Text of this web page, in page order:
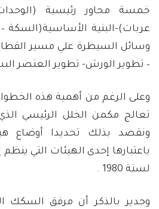
خمسة محاور رئيسية
عربات)-البنية الأساسية(السكة
وسائل السيطرة علي مسير
– تطوير الورش- تطوير العنصر
وعلى الرغم من أهمية هذه
تعالج مكمن الخلل الرئيسي
ونقصد بذلك تحديدا أوضاع
لسنة 1980 .
وجدير بالذكر أن مرفق السكك